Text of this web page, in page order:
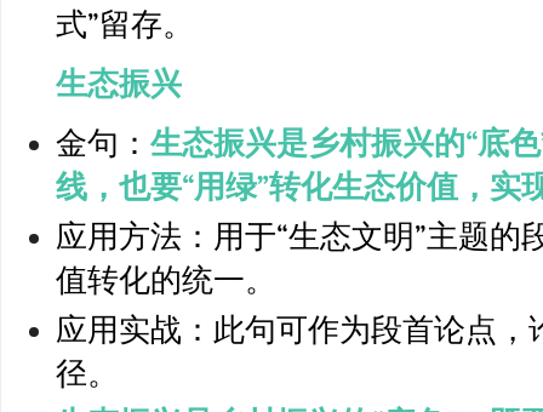
式”留存。
生态振兴
金句： 生态振兴是乡村振兴的“底
线，也要“用绿”转化生态价值，实
应用方法：用于“生态文明”主题的
值转化的统一。
应用实战：此句可作为段首论点
径。